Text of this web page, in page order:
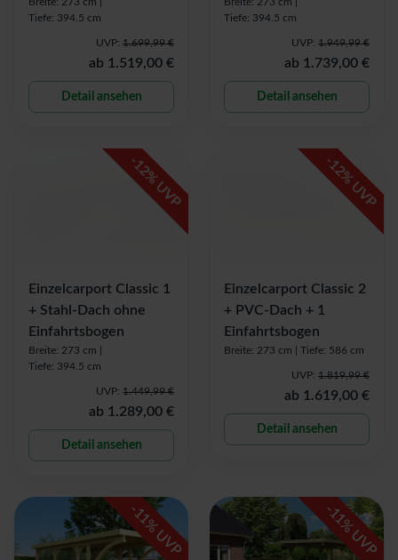
Tiefe: 394.5 cm
UVP: 1.699,99 €
ab 1.519,00 €
Detail ansehen
Tiefe: 394.5 cm
UVP: 1.949,99 €
ab 1.739,00 €
Detail ansehen
-
12
% UVP
Einzelcarport Classic 1
+ Stahl-Dach ohne
Einfahrtsbogen
Breite: 273 cm |
Tiefe: 394.5 cm
UVP: 1.449,99 €
ab 1.289,00 €
Detail ansehen
-
12
% UVP
Einzelcarport Classic 2
+ PVC-Dach + 1
Einfahrtsbogen
Breite: 273 cm | Tiefe: 586 cm
UVP: 1.819,99 €
ab 1.619,00 €
Detail ansehen
-
11
% UVP
-
11
% UVP